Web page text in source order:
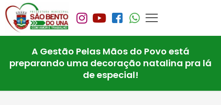
A Gestão Pelas Mãos do Povo está
preparando uma decoração natalina pra lá
de especial!